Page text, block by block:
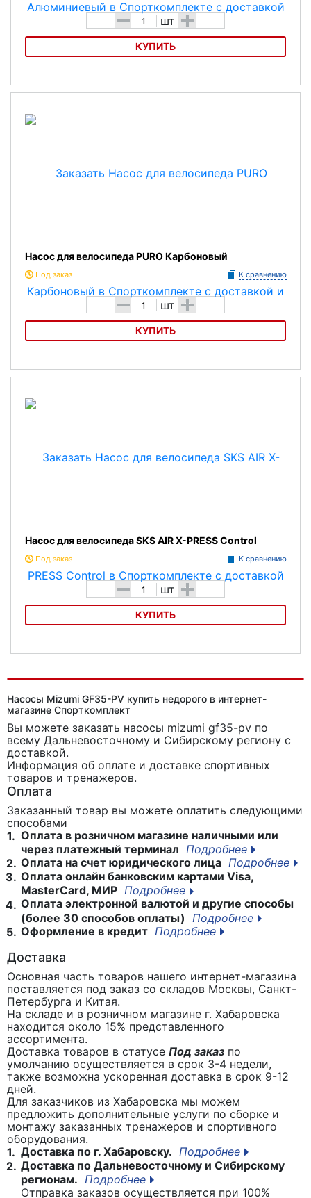
- шт +
КУПИТЬ
Насос для велосипеда PURO Алюминиевый
Насос для велосипеда PURO Карбоновый
Под заказ К сравнению
- шт +
КУПИТЬ
Насос для велосипеда PURO Карбоновый
Насос для велосипеда SKS AIR X-PRESS Control
Под заказ К сравнению
- шт +
КУПИТЬ
Насосы Mizumi GF35-PV купить недорого в интернет-
магазине Спорткомплект
Вы можете заказать насосы mizumi gf35-pv по
всему Дальневосточному и Сибирскому региону с
доставкой.
Информация об оплате и доставке спортивных
товаров и тренажеров.
Оплата
Заказанный товар вы можете оплатить следующими
способами
1. Оплата в розничном магазине наличными или
через платежный терминал Подробнее
2. Оплата на счет юридического лица Подробнее
3. Оплата онлайн банковским картами Visa,
MasterCard, МИР Подробнее
4. Оплата электронной валютой и другие способы
(более 30 способов оплаты)
Подробнее
5. Оформление в кредит Подробнее
Доставка
Основная часть товаров нашего интернет-магазина
поставляется под заказ со складов Москвы, Санкт-
Петербурга и Китая.
На складе и в розничном магазине г. Хабаровска
находится около 15% представленного
ассортимента.
Доставка товаров в статусе Под заказ по
умолчанию осуществляется в срок 3-4 недели,
также возможна ускоренная доставка в срок 9-12
дней.
Для заказчиков из Хабаровска мы можем
предложить дополнительные услуги по сборке и
монтажу заказанных тренажеров и спортивного
оборудования.
1. Доставка по г. Хабаровску. Подробнее
2. Доставка по Дальневосточному и Сибирскому
регионам. Подробнее
Отправка заказов осуществляется при 100%